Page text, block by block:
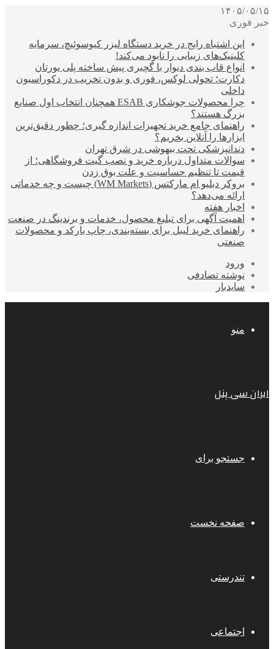
۱۴۰۵/۰۵/۱۵
خبر فوری
این اشتباه رایج در خرید دستگاه لیزر کیوسوئیچ، سرمایه
کلینیک‌های زیبایی را نابود می‌کند!
انواع قاب بندی دیوار با گچبری پیش ساخته پلی یورتان
دکارت؛ تحولی لوکس، فوری و بدون تخریب در دکوراسیون
داخلی
چرا محصولات جوشکاری ESAB همچنان انتخاب اول صنایع
بزرگ هستند؟
راهنمای جامع خرید تجهیزات اندازه گیری؛ چطور دقیق‌ترین
ابزارها را آنلاین بخریم؟
دندانپزشکی تحت بیهوشی در شرق تهران
سوالات متداول درباره خرید و نصب گیت فروشگاهی؛ از
قیمت تا تنظیم حساسیت و علت بوق زدن
بروکر دبلیو ام مارکتس (WM Markets) چیست و چه خدماتی
ارائه می‌دهد؟
اخبار هفته
اهمیت آگهی برای تبلیغ محصول، خدمات و برندینگ در صنعت
راهنمای خرید لیبل برای بسته‌بندی، چاپ بارکد و محصولات
صنعتی
ورود
نوشته تصادفی
سایدبار
منو
ایران سی پنل
جستجو برای
صفحه نخست
تندرستی
اجتماعی